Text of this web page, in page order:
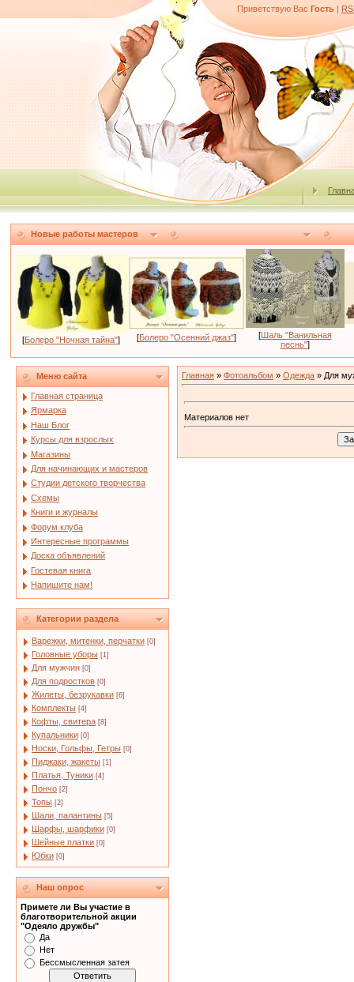
Приветствую Вас Гость |
Новые работы мастеров
[Болеро "Ночная тайна"] [Болеро "Осенний джаз"] [Шаль "Ванильная
песнь"]
Меню сайта
Главная страница
Ярмарка
Наш Блог
Курсы для взрослых
Магазины
Для начинающих и мастеров
Студии детского творчества
Схемы
Книги и журналы
Форум клуба
Интересные программы
Доска объявлений
Гостевая книга
Напишите нам!
Категории раздела
Варежки, митенки, перчатки [0]
Головные уборы [1]
Для мужчин [0]
Для подростков [0]
Жилеты, безрукавки [6]
Комплекты [4]
Кофты, свитера [8]
Купальники [0]
Носки, Гольфы, Гетры [0]
Пиджаки, жакеты [1]
Платья, Туники [4]
Пончо [2]
Топы [2]
Шали, палантины [5]
Шарфы, шарфики [0]
Шейные платки [0]
Юбки [0]
Наш опрос
Примете ли Вы участие в
благотворительной акции
"Одеяло дружбы"
Да
Нет
Бессмысленная затея
Главная » Фотоальбом » Одежда » Для
Материалов нет